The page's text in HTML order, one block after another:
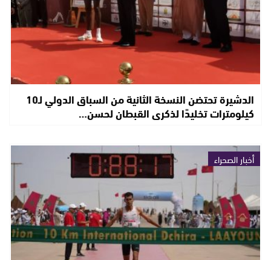
الدشيرة تحتضن النسخة الثانية من السباق الدولي لـ10
كيلومترات تخليدًا لذكرى القبطان لحسن…
أخبار الصحراء